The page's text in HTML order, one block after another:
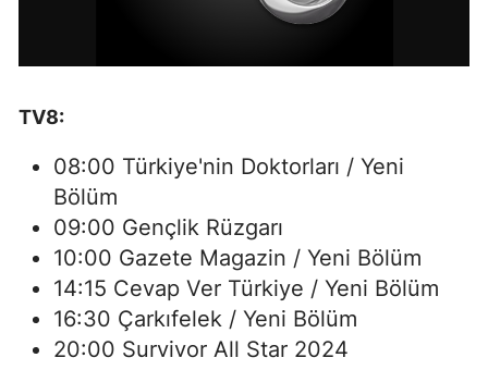
TV8:
08:00 Türkiye'nin Doktorları / Yeni
Bölüm
09:00 Gençlik Rüzgarı
10:00 Gazete Magazin / Yeni Bölüm
14:15 Cevap Ver Türkiye / Yeni Bölüm
16:30 Çarkıfelek / Yeni Bölüm
20:00 Survivor All Star 2024